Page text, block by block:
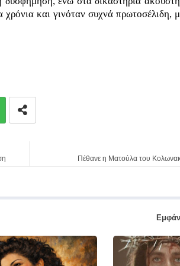
και γινόταν συχνά πρωτοσέλιδη,
Πέθανε η Ματούλα του